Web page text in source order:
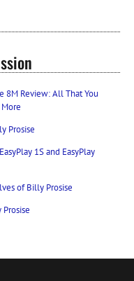
8M Review: All That You
Prosise
1S and EasyPlay
of Billy Prosise